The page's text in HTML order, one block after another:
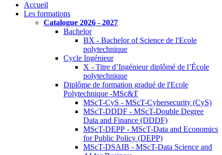
Accueil
Les formations
Catalogue 2026 - 2027
Bachelor
BX - Bachelor of Science de l'Ecole
polytechnique
Cycle Ingénieur
X - Titre d’Ingénieur diplômé de l’École
polytechnique
Diplôme de formation gradué de l'Ecole
Polytechnique -MSc&T
MScT-CyS - MScT-Cybersecurity (CyS)
MScT-DDDF - MScT-Double Degree
Data and Finance (DDDF)
MScT-DEPP - MScT-Data and Economics
for Public Policy (DEPP)
MScT-DSAIB - MScT-Data Science and